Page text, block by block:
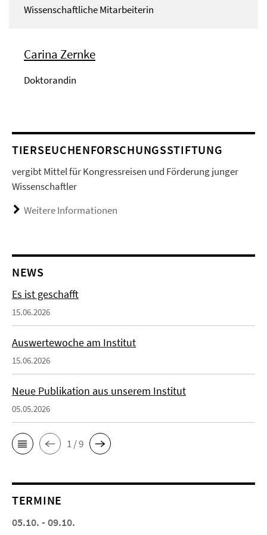
Wissenschaftliche Mitarbeiterin
Carina Zernke
Doktorandin
TIERSEUCHENFORSCHUNGSSTIFTUNG
vergibt Mittel für Kongressreisen und Förderung junger
Wissenschaftler
Weitere Informationen
NEWS
Es ist geschafft
15.06.2026
Auswertewoche am Institut
15.06.2026
Neue Publikation aus unserem Institut
05.05.2026
1 / 9
TERMINE
05.10. - 09.10.